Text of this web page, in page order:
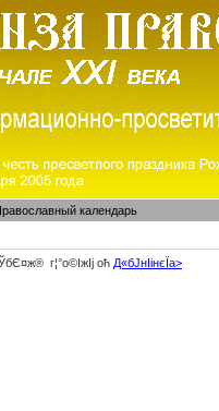
календарь
г¦°о©ІжІј оћ Д«бЈ­нІінєЇa>